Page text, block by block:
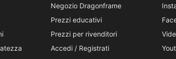
Negozio Dragonframe
Prezzi educativi
Prezzi per rivenditori
Accedi / Registrati